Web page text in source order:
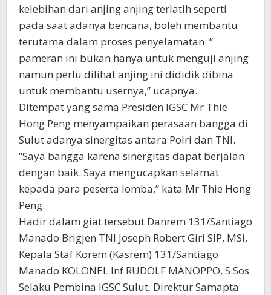
kelebihan dari anjing anjing terlatih seperti
pada saat adanya bencana, boleh membantu
terutama dalam proses penyelamatan. ”
pameran ini bukan hanya untuk menguji anjing
namun perlu dilihat anjing ini dididik dibina
untuk membantu usernya,” ucapnya.
Ditempat yang sama Presiden IGSC Mr Thie
Hong Peng menyampaikan perasaan bangga di
Sulut adanya sinergitas antara Polri dan TNI.
“Saya bangga karena sinergitas dapat berjalan
dengan baik. Saya mengucapkan selamat
kepada para peserta lomba,” kata Mr Thie Hong
Peng.
Hadir dalam giat tersebut Danrem 131/Santiago
Manado Brigjen TNI Joseph Robert Giri SIP, MSi,
Kepala Staf Korem (Kasrem) 131/Santiago
Manado KOLONEL Inf RUDOLF MANOPPO, S.Sos
Selaku Pembina IGSC Sulut, Direktur Samapta